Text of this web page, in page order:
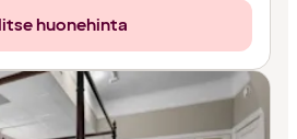
huonehinta